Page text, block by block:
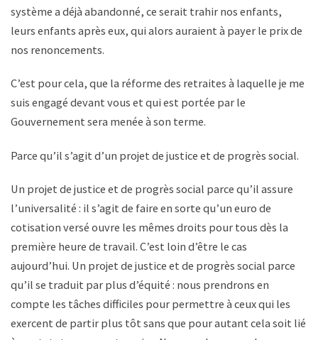
système a déjà abandonné, ce serait trahir nos enfants,
leurs enfants après eux, qui alors auraient à payer le prix de
nos renoncements.
C’est pour cela, que la réforme des retraites à laquelle je me
suis engagé devant vous et qui est portée par le
Gouvernement sera menée à son terme.
Parce qu’il s’agit d’un projet de justice et de progrès social.
Un projet de justice et de progrès social parce qu’il assure
l’universalité : il s’agit de faire en sorte qu’un euro de
cotisation versé ouvre les mêmes droits pour tous dès la
première heure de travail. C’est loin d’être le cas
aujourd’hui. Un projet de justice et de progrès social parce
qu’il se traduit par plus d’équité : nous prendrons en
compte les tâches difficiles pour permettre à ceux qui les
exercent de partir plus tôt sans que pour autant cela soit lié